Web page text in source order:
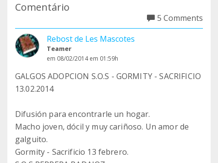
Comentário
5 Comments
Rebost de Les Mascotes
Teamer
em 08/02/2014 em 01:59h
GALGOS ADOPCION S.O.S - GORMITY - SACRIFICIO
13.02.2014
Difusión para encontrarle un hogar.
Macho joven, dócil y muy cariñoso. Un amor de
galguito.
Gormity - Sacrificio 13 febrero.